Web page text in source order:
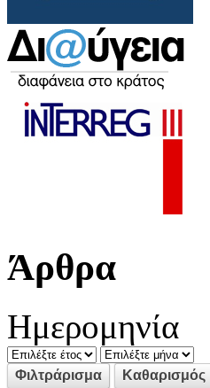
Άρθρα
Ημερομηνία